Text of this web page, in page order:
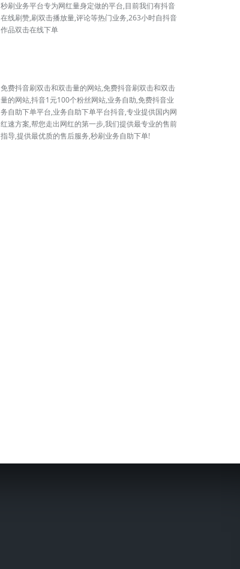
秒刷业务平台专为网红量身定做的平台,目前我们有抖音
在线刷赞,刷双击播放量,评论等热门业务,263小时自抖音
作品双击在线下单
免费抖音刷双击和双击量的网站,免费抖音刷双击和双击
量的网站,抖音1元100个粉丝网站,业务自助,免费抖音业
务自助下单平台,业务自助下单平台抖音,专业提供国内网
红速方案,帮您走出网红的第一步,我们提供最专业的售前
指导,提供最优质的售后服务,秒刷业务自助下单!